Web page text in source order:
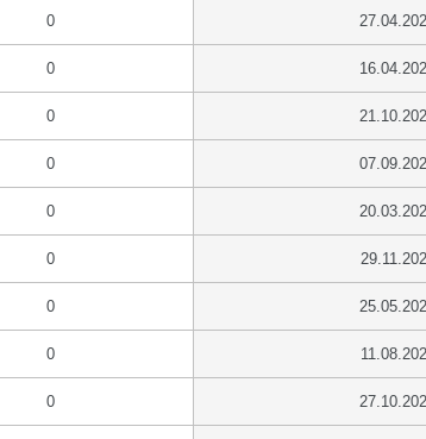
0
0
0
0
0
0
0
0
0